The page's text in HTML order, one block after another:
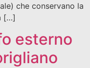
che conservano la
[…]
esterno